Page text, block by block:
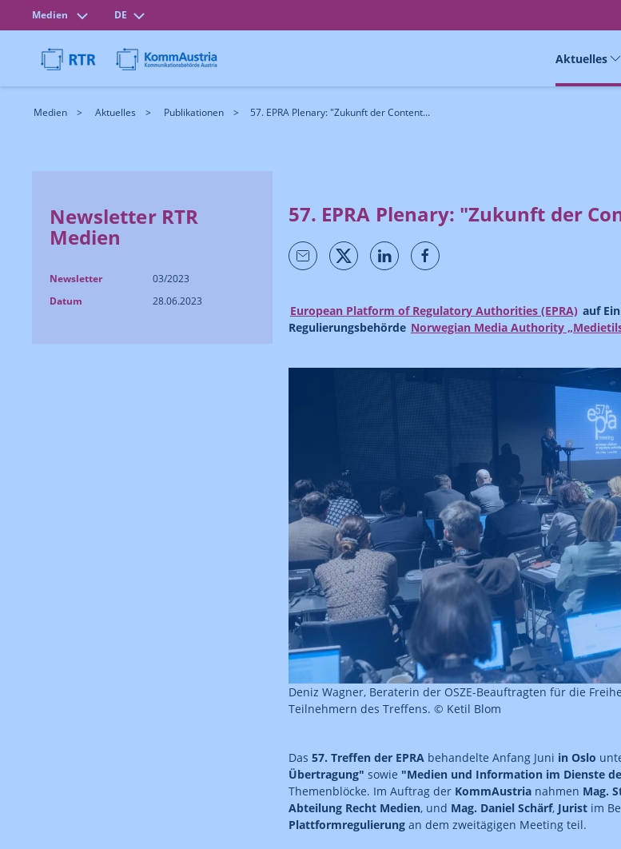
Medien DE
Aktuelles
Medien Aktuelles Publikationen 57. EPRA Plenary: "Zukunft der Content...
Newsletter RTR
Medien
Newsletter
03/2023
Datum
28.06.2023
57. EPRA Plenary: "Zukunft der
European Platform of Regulatory Authorities (EPRA) auf
Regulierungsbehörde Norwegian Media Authority
Deniz Wagner, Beraterin der OSZE-Beauftragten für die
Teilnehmern des Treffens. © Ketil Blom
Das 57. Treffen der EPRA behandelte Anfang Juni in Oslo
Übertragung" sowie "Medien und Information im Dienste
Themenblöcke. Im Auftrag der KommAustria nahmen Mag.
Abteilung Recht Medien, und Mag. Daniel Schärf, Jurist im
Plattformregulierung an dem zweitägigen Meeting teil.